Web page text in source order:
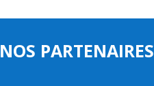
NOS PARTENAIRES